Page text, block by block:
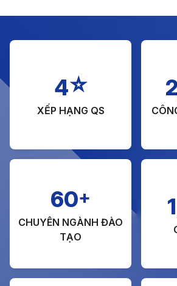
4☆
XẾP HẠNG QS
60+
CHUYÊN NGÀNH ĐÀO
TẠO